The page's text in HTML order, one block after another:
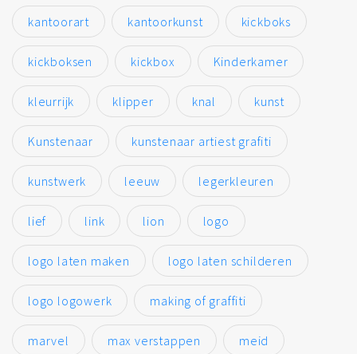
kantoorart kantoorkunst kickboks
kickboksen kickbox Kinderkamer
kleurrijk klipper knal kunst
Kunstenaar kunstenaar artiest grafiti
kunstwerk leeuw legerkleuren
lief link lion logo
logo laten maken logo laten schilderen
logo logowerk making of graffiti
marvel max verstappen meid